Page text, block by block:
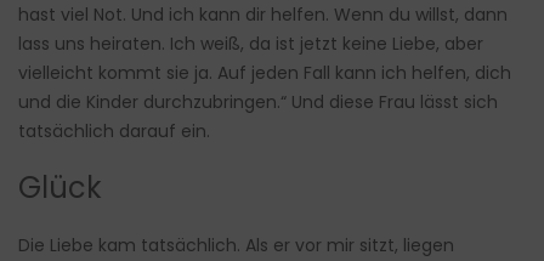
hast viel Not. Und ich kann dir helfen. Wenn du willst, dann
lass uns heiraten. Ich weiß, da ist jetzt keine Liebe, aber
vielleicht kommt sie ja. Auf jeden Fall kann ich helfen, dich
und die Kinder durchzubringen.“ Und diese Frau lässt sich
tatsächlich darauf ein.
Glück
Die Liebe kam tatsächlich. Als er vor mir sitzt, liegen